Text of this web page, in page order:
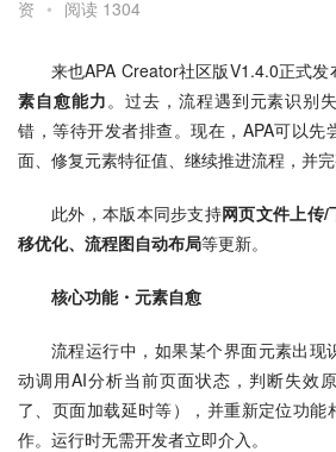
资 • 阅读 1304
来也APA Creator社区版V1.4.0正式
素自愈能力。过去，流程遇到元素识别
错，等待开发者排查。现在，APA可以先
面、修复元素特征值、继续推进流程，并完
此外，本版本同步支持网页文件上传/
移优化、流程图自动布局等更新。
核心功能・元素自愈
流程运行中，如果某个界面元素出现
动调用AI分析当前页面状态，判断失效
了、页面加载延时等），并重新定位功能
作。运行时无需开发者立即介入。